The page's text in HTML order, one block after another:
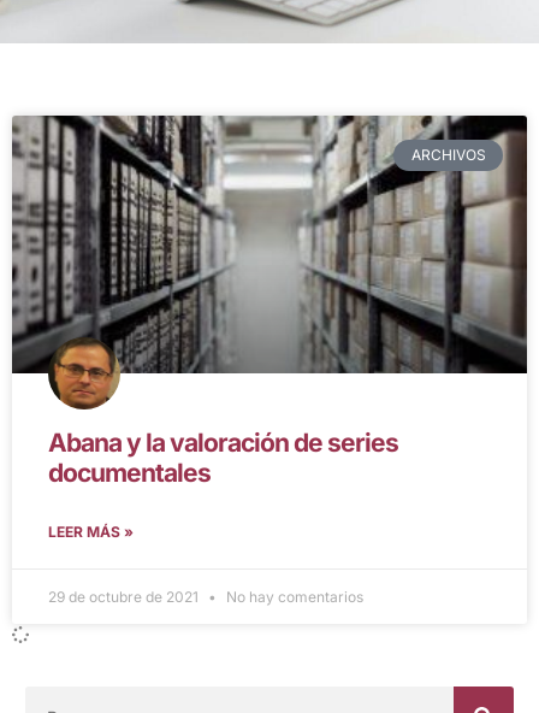
ARCHIVOS
Abana y la valoración de series
documentales
LEER MÁS »
29 de octubre de 2021 No hay comentarios